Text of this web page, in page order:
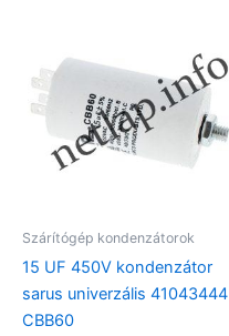
Szárítógép kondenzátorok
15 UF 450V kondenzátor
sarus univerzális 41043444
CBB60